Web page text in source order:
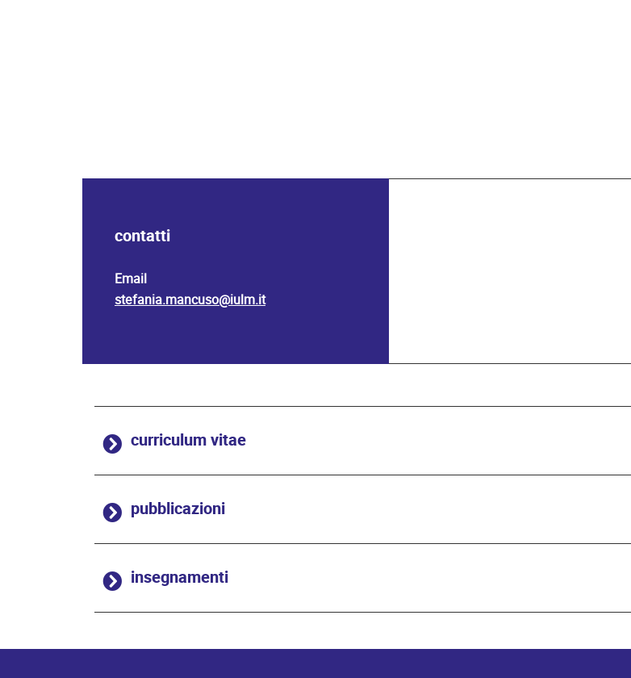
contatti
Email
stefania.mancuso@iulm.it
curriculum vitae
pubblicazioni
insegnamenti